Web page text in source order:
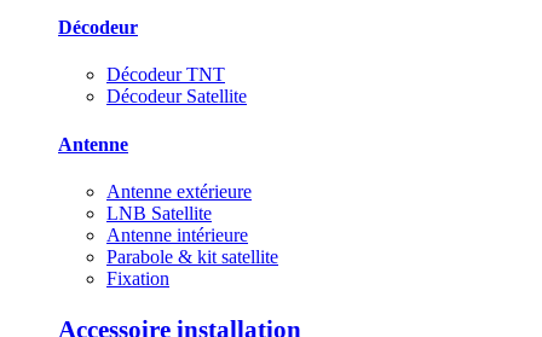
Décodeur
Décodeur TNT
Décodeur Satellite
Antenne
Antenne extérieure
LNB Satellite
Antenne intérieure
Parabole & kit satellite
Fixation
Accessoire installation